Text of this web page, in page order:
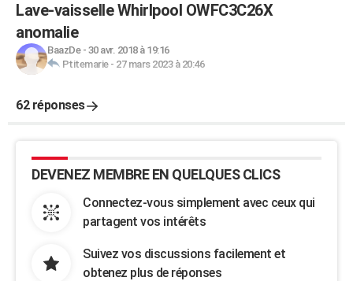
Lave-vaisselle Whirlpool OWFC3C26X
anomalie
BaazDe- 30 avr. 2018 à 19:16
Ptitemarie- 27 mars 2023 à 20:46
62 réponses
DEVENEZ MEMBRE EN QUELQUES CLICS
Connectez-vous simplement avec ceux qui
partagent vos intérêts
Suivez vos discussions facilement et
obtenez plus de réponses